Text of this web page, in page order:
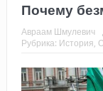
Почему
Авраам Шмулевич
Рубрика: История